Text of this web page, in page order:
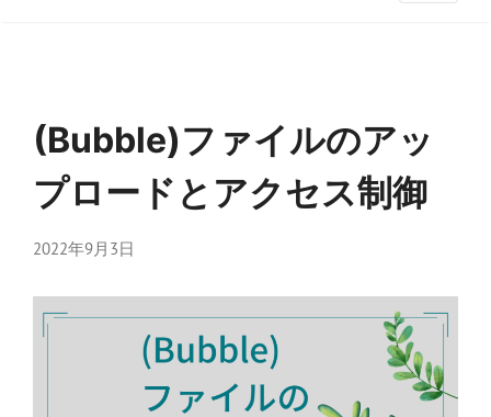
(Bubble)ファイルのアッ
プロードとアクセス制御
2022年9月3日